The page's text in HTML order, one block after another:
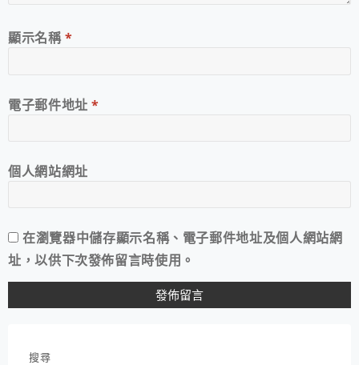
顯示名稱*
電子郵件地址*
個人網站網址
在瀏覽器中儲存顯示名稱、電子郵件地址及個人網站網
址，以供下次發佈留言時使用。
搜尋